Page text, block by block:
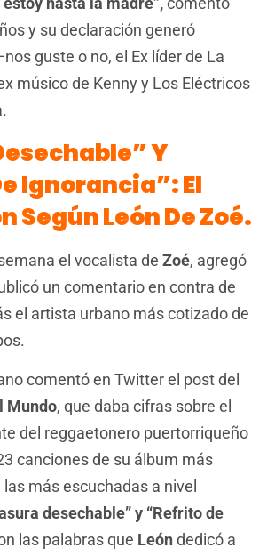
y su declaración generó
guste o no, el Ex líder de La
músico de Kenny y Los Eléctricos
Y
Ignorancia”: El
Según León De Zoé.
el vocalista de Zoé, agregó
un comentario en contra de
el artista urbano más cotizado de
comentó en Twitter el post del
Mundo, que daba cifras sobre el
del reggaetonero puertorriqueño
canciones de su álbum más
más escuchadas a nivel
desechable”y “Refrito de
las palabras que Leóndedicó a